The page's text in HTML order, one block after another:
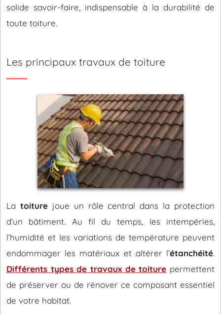
solide savoir-faire, indispensable à la durabilité de
toute toiture.
Les principaux travaux de toiture
La toiturejoue un rôle central dans la protection
d’un bâtiment. Au fil du temps, les intempéries,
l’humidité et les variations de température peuvent
endommager les matériaux et altérer l’étanchéité.
Différents types de travaux de toiture permettent
de préserver ou de rénover ce composant essentiel
de votre habitat.